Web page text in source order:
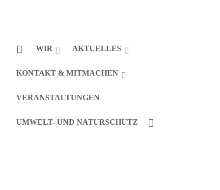
WIR AKTUELLES
KONTAKT & MITMACHEN
VERANSTALTUNGEN
UMWELT- UND NATURSCHUTZ